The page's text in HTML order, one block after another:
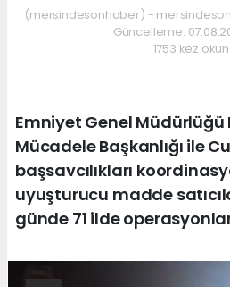
(mersindesonhaber) -
Güncelleme:
1753 kez
Emniyet Genel
Mücadele Başkanlığı ile
başsavcılıkları
uyuşturucu madde
günde 71 ilde